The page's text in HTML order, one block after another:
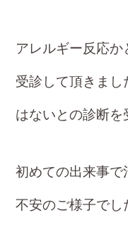
アレルギー反応
受診して頂きま
はないとの診断を
初めての出来事で
不安のご様子でし